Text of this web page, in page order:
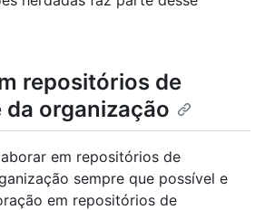
repositórios de
organização
em repositórios de
sempre que possível e
em repositórios de